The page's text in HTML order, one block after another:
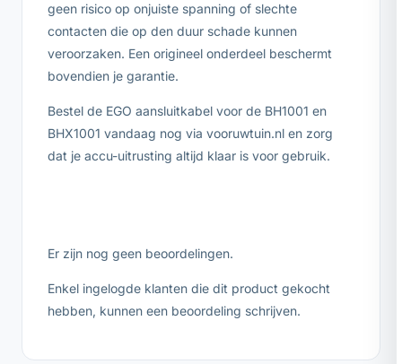
geen risico op onjuiste spanning of slechte
contacten die op den duur schade kunnen
veroorzaken. Een origineel onderdeel beschermt
bovendien je garantie.
Bestel de EGO aansluitkabel voor de BH1001 en
BHX1001 vandaag nog via vooruwtuin.nl en zorg
dat je accu-uitrusting altijd klaar is voor gebruik.
Er zijn nog geen beoordelingen.
Enkel ingelogde klanten die dit product gekocht
hebben, kunnen een beoordeling schrijven.